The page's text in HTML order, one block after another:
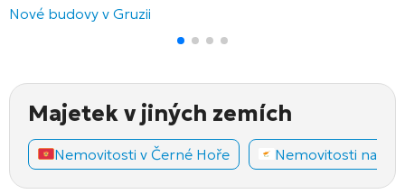
Nové budovy v Gruzii
Majetek v jiných zemích
Nemovitosti v Černé Hoře Nemovitosti na